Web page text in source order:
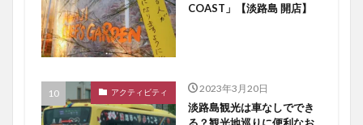
COAST」【淡路島 開店】
アクティビティ 2023年3月20日
淡路島観光は車なしででき
る？観光地巡りに便利なお